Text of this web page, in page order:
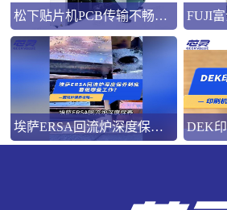
松下贴片机PCB传输不畅的原因与处理方法
埃萨ERSA回流炉深度保养，到底要做哪些工作？